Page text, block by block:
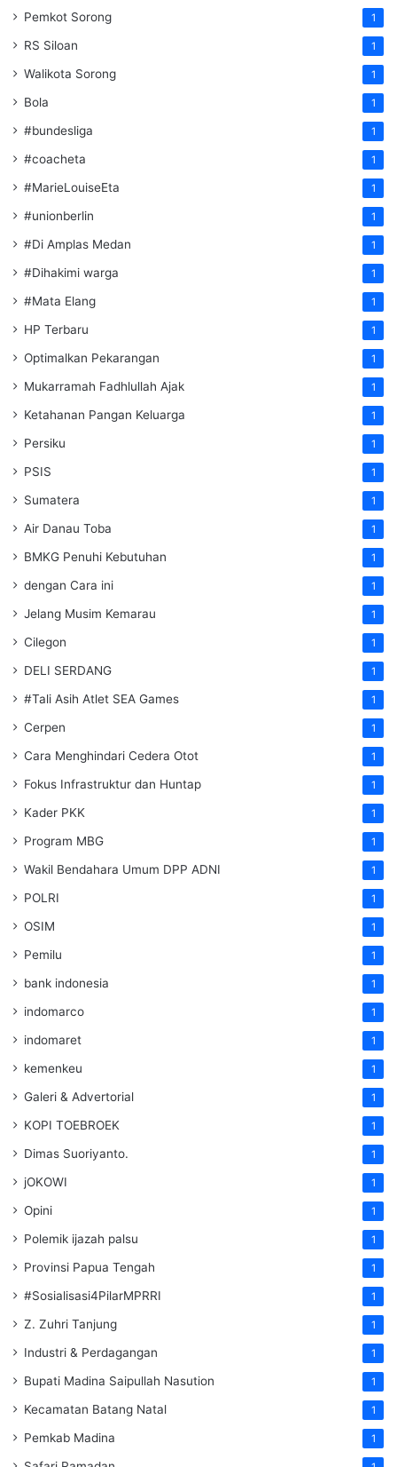
Pemkot Sorong 1
RS Siloan 1
Walikota Sorong 1
Bola 1
#bundesliga 1
#coacheta 1
#MarieLouiseEta 1
#unionberlin 1
#Di Amplas Medan 1
#Dihakimi warga 1
#Mata Elang 1
HP Terbaru 1
Optimalkan Pekarangan 1
Mukarramah Fadhlullah Ajak 1
Ketahanan Pangan Keluarga 1
Persiku 1
PSIS 1
Sumatera 1
Air Danau Toba 1
BMKG Penuhi Kebutuhan 1
dengan Cara ini 1
Jelang Musim Kemarau 1
Cilegon 1
DELI SERDANG 1
#Tali Asih Atlet SEA Games 1
Cerpen 1
Cara Menghindari Cedera Otot 1
Fokus Infrastruktur dan Huntap 1
Kader PKK 1
Program MBG 1
Wakil Bendahara Umum DPP ADNI 1
POLRI 1
OSIM 1
Pemilu 1
bank indonesia 1
indomarco 1
indomaret 1
kemenkeu 1
Galeri & Advertorial 1
KOPI TOEBROEK 1
Dimas Suoriyanto. 1
jOKOWI 1
Opini 1
Polemik ijazah palsu 1
Provinsi Papua Tengah 1
#Sosialisasi4PilarMPRRI 1
Z. Zuhri Tanjung 1
Industri & Perdagangan 1
Bupati Madina Saipullah Nasution 1
Kecamatan Batang Natal 1
Pemkab Madina 1